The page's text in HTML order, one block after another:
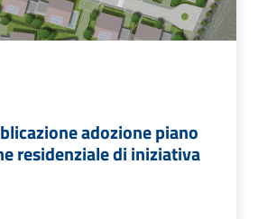
adozione piano
residenziale di iniziativa